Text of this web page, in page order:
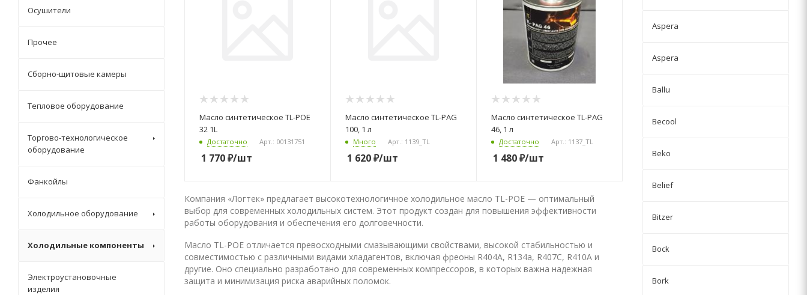
Масло синтетическое TL-POE
32 1L
Достаточно Арт.: 00131751
1 770₽/шт
Масло синтетическое TL-PAG
100, 1 л
Много Арт.: 1139_TL
1 620₽/шт
Масло синтетическое TL-PAG
46, 1 л
Достаточно Арт.: 1137_TL
1 480₽/шт
Компания «Логтек» предлагает высокотехнологичное холодильное масло TL-POE — оптимальный
выбор для современных холодильных систем. Этот продукт создан для повышения эффективности
работы оборудования и обеспечения его долговечности.
Масло TL-POE отличается превосходными смазывающими свойствами, высокой стабильностью и
совместимостью с различными видами хладагентов, включая фреоны R404A, R134a, R407C, R410A и
другие. Оно специально разработано для современных компрессоров, в которых важна надежная
защита и минимизация риска аварийных поломок.
Осушители
Прочее
Сборно-щитовые камеры
Тепловое оборудование
Торгово-технологическое
оборудование
Фанкойлы
Холодильное оборудование
Холодильные компоненты
Электроустановочные
изделия
Aspera
Aspera
Ballu
Becool
Beko
Belief
Bitzer
Bock
Bork